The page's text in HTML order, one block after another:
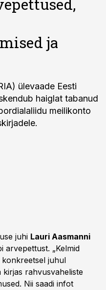
ja
ülevaade Eesti
haiglat tabanud
meilikonto
juhi Lauri Aasmanni
arvepettust. „Kelmid
konkreetsel juhul
rahvusvaheliste
Nii saadi infot